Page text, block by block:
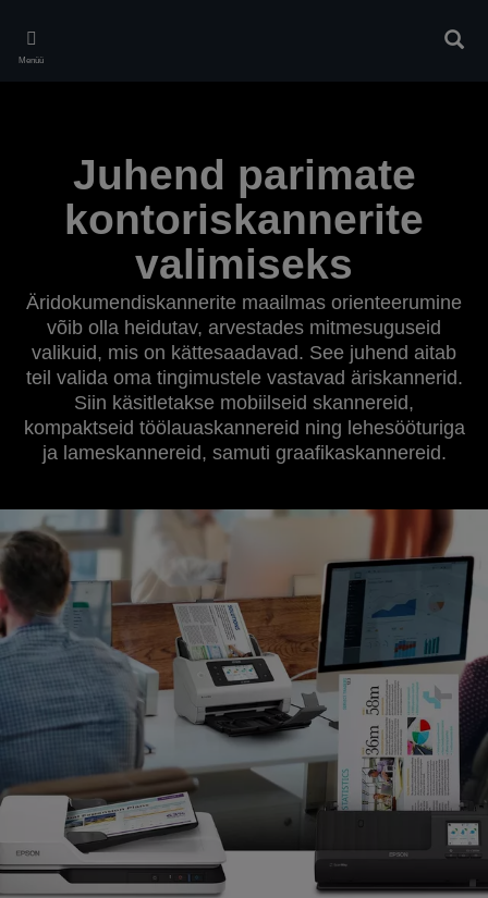
main
Menüü
Juhend parimate
kontoriskannerite
valimiseks
Äridokumendiskannerite maailmas orienteerumine
võib olla heidutav, arvestades mitmesuguseid
valikuid, mis on kättesaadavad. See juhend aitab
teil valida oma tingimustele vastavad äriskannerid.
Siin käsitletakse mobiilseid skannereid,
kompaktseid töölauaskannereid ning lehesööturiga
ja lameskannereid, samuti graafikaskannereid.